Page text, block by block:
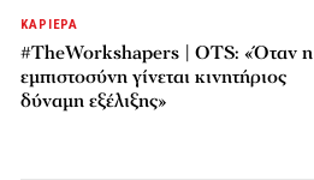
ΚΑΡΙΕΡΑ
#TheWorkshapers | OTS: «Όταν η
εμπιστοσύνη γίνεται κινητήριος
δύναμη εξέλιξης»